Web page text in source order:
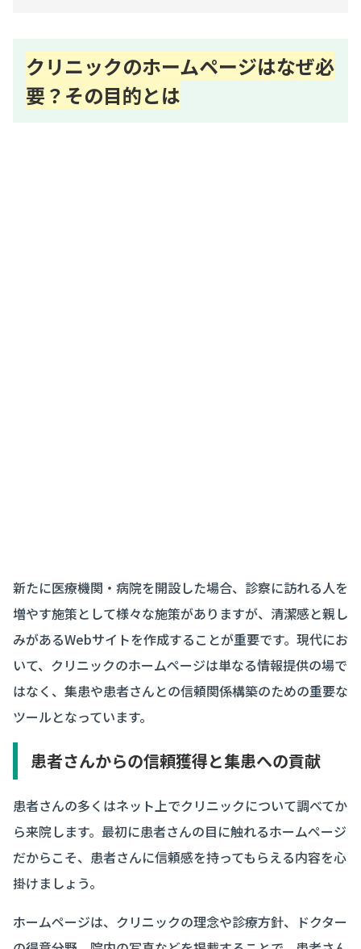
クリニックのホームページはなぜ必
要？その目的とは
新たに医療機関・病院を開設した場合、診察に訪れる人を
増やす施策として様々な施策がありますが、清潔感と親し
みがあるWebサイトを作成することが重要です。現代にお
いて、クリニックのホームページは単なる情報提供の場で
はなく、集患や患者さんとの信頼関係構築のための重要な
ツールとなっています。
患者さんからの信頼獲得と集患への貢献
患者さんの多くはネット上でクリニックについて調べてか
ら来院します。最初に患者さんの目に触れるホームページ
だからこそ、患者さんに信頼感を持ってもらえる内容を心
掛けましょう。
ホームページは、クリニックの理念や診療方針、ドクター